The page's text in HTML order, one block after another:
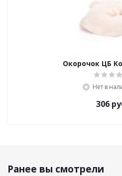
Окорочок ЦБ
Нет в
306
Ранее вы смотрели